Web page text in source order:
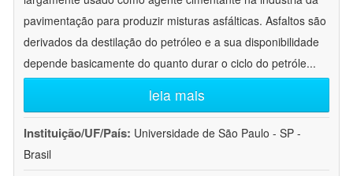
pavimentação para produzir misturas asfálticas. Asfaltos são
derivados da destilação do petróleo e a sua disponibilidade
depende basicamente do quanto durar o ciclo do petróle...
leia mais
Instituição/UF/País: Universidade de São Paulo - SP -
Brasil